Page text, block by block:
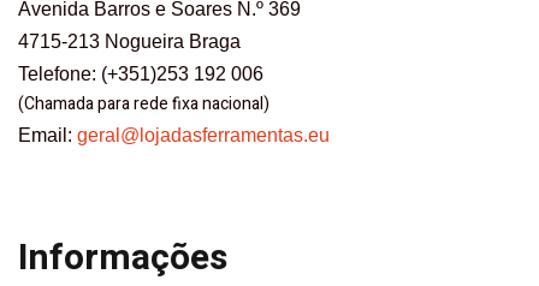
Avenida Barros e Soares N.º 369
4715-213 Nogueira Braga
Telefone: (+351)253 192 006
(Chamada para rede fixa nacional)
Email: geral@lojadasferramentas.eu
Informações